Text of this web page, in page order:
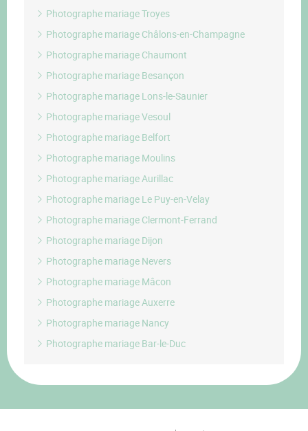
Photographe mariage Troyes
Photographe mariage Châlons-en-Champagne
Photographe mariage Chaumont
Photographe mariage Besançon
Photographe mariage Lons-le-Saunier
Photographe mariage Vesoul
Photographe mariage Belfort
Photographe mariage Moulins
Photographe mariage Aurillac
Photographe mariage Le Puy-en-Velay
Photographe mariage Clermont-Ferrand
Photographe mariage Dijon
Photographe mariage Nevers
Photographe mariage Mâcon
Photographe mariage Auxerre
Photographe mariage Nancy
Photographe mariage Bar-le-Duc